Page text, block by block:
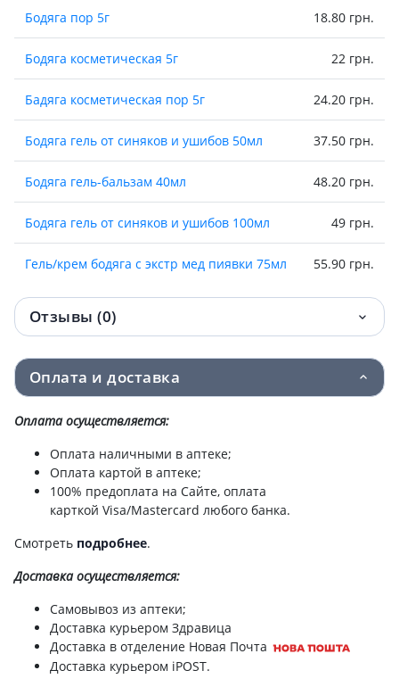
Бодяга пор 5г 18.80 грн.
Бодяга косметическая 5г 22 грн.
Бадяга косметическая пор 5г 24.20 грн.
Бодяга гель от синяков и ушибов 50мл 37.50 грн.
Бодяга гель-бальзам 40мл 48.20 грн.
Бодяга гель от синяков и ушибов 100мл 49 грн.
Гель/крем бодяга с экстр мед пиявки 75мл 55.90 грн.
Отзывы (0)
Оплата и доставка
Оплата осуществляется:
Оплата наличными в аптеке;
Оплата картой в аптеке;
100% предоплата на Сайте, оплата
карткой Visa/Mastercard любого банка.
Смотреть подробнее.
Доставкаосуществляется:
Самовывоз из аптеки;
Доставка курьером Здравица
Доставка в отделение Новая Почта
Доставка курьером iPOST.